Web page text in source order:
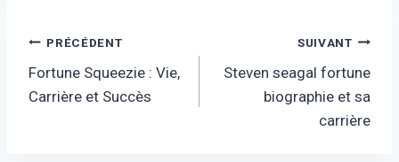
Navigation
de
PRÉCÉDENT
Fortune Squeezie : Vie,
Carrière et Succès
SUIVANT
Steven seagal fortune
biographie et sa
carrière